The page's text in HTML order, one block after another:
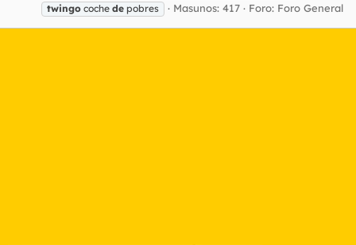
twingo coche de pobres Masunos: 417 Foro: Foro General